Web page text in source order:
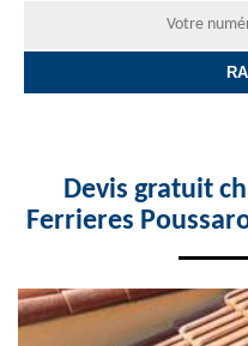
Devis gratuit
Ferrieres